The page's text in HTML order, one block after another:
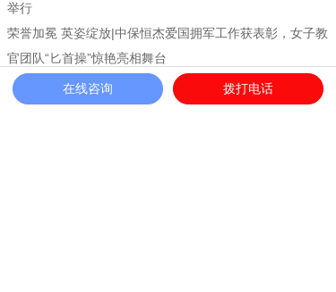
举行
荣誉加冕 英姿绽放|中保恒杰爱国拥军工作获表彰，女子教
官团队“匕首操”惊艳亮相舞台
《中国保安》独家策划——恒杰“英语哥”
使命铸盾，温情护航!中保恒杰保安服务集团荣膺“优秀警保
在线咨询 拨打电话